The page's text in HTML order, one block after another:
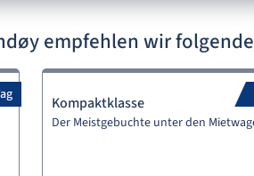
empfehlen wir
Kompaktklasse
Der Meistgebuchte unter den